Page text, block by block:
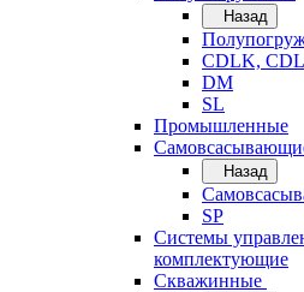
Назад
CDLK,
DM
SL
Промышленные
Назад
SP
Системы
комплектующие
Скважинные